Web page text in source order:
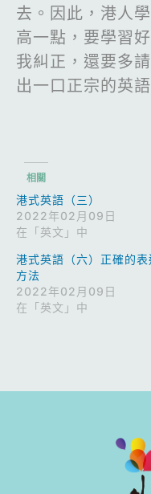
去。因此，港人
高一點，要學習
我糾正，還要多
出一口正宗的英語
相關
港式英語（三）
2022年02月09日
在「英文」中
港式英語（六）正確的表
方法
2022年02月09日
在「英文」中